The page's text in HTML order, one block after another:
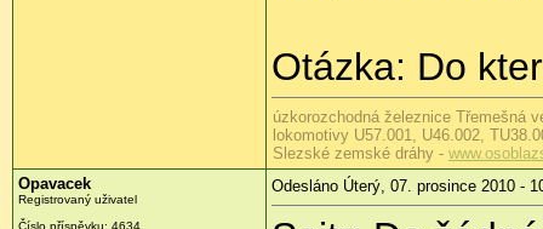
Otázka: Do
úzkorozchodná železnice Třemešná
lokomotivy U57.001, U46.002,
Slezské zemské dráhy -
Opavacek
Registrovaný uživatel
Číslo příspěvku: 4634
Odesláno Úterý, 07. prosince 2010 -